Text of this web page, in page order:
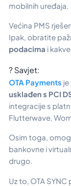
mobilnih uređaja.
Većina PMS
Ipak, obratite
podacima i
? Savjet:
OTA Payments je
usklađen s PCI
integracije s
Flutterwave,
Osim toga,
bankovne i
drugo.
Uz to, OTA